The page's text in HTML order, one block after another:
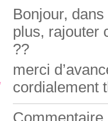
Bonjour,
plus, rajouter
??
merci
cordialement